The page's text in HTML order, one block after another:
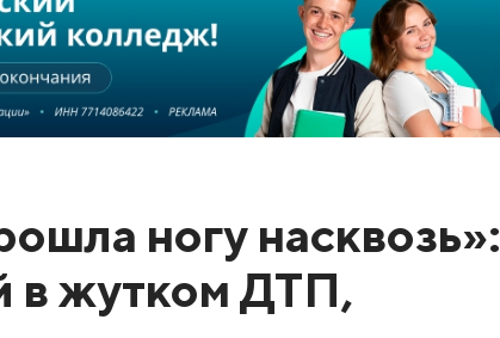
ногу насквозь»:
в жутком ДТП,